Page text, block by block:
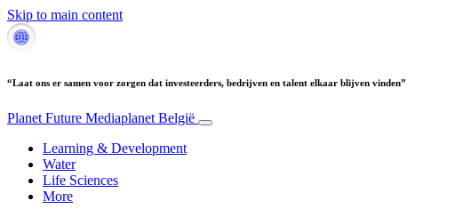
Skip to main content
“Laat ons er samen voor zorgen dat investeerders, bedrijven en talent elkaar blijven vinden”
Planet Future Mediaplanet België
Learning & Development
Water
Life Sciences
More